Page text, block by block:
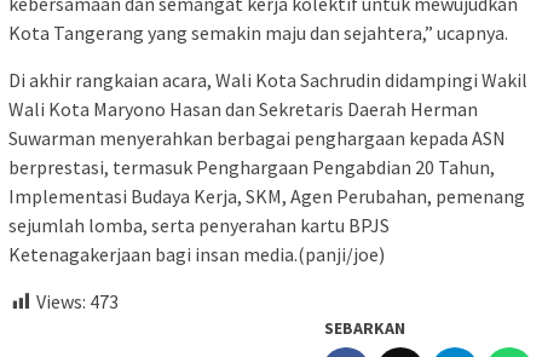
Kota Tangerang yang semakin maju dan sejahtera,” ucapnya.
Di akhir rangkaian acara, Wali Kota Sachrudin didampingi Wakil
Wali Kota Maryono Hasan dan Sekretaris Daerah Herman
Suwarman menyerahkan berbagai penghargaan kepada ASN
berprestasi, termasuk Penghargaan Pengabdian 20 Tahun,
Implementasi Budaya Kerja, SKM, Agen Perubahan, pemenang
sejumlah lomba, serta penyerahan kartu BPJS
Ketenagakerjaan bagi insan media.(panji/joe)
Views: 473
SEBARKAN